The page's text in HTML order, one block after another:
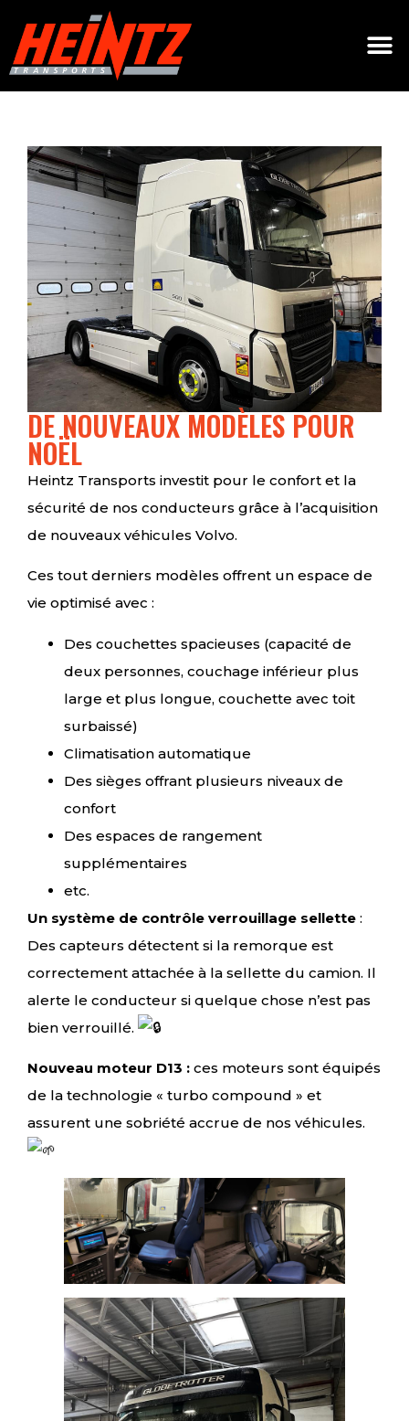
DE NOUVEAUX MODÈLES POUR
NOËL
Heintz Transports investit pour le confort et la
sécurité de nos conducteurs grâce à l’acquisition
de nouveaux véhicules Volvo.
Ces tout derniers modèles offrent un espace de
vie optimisé avec :
Des couchettes spacieuses (capacité de
deux personnes, couchage inférieur plus
large et plus longue, couchette avec toit
surbaissé)
Climatisation automatique
Des sièges offrant plusieurs niveaux de
confort
Des espaces de rangement
supplémentaires
etc.
Un système de contrôle verrouillage sellette :
Des capteurs détectent si la remorque est
correctement attachée à la sellette du camion. Il
alerte le conducteur si quelque chose n’est pas
bien verrouillé.
Nouveau moteur D13 : ces moteurs sont équipés
de la technologie « turbo compound » et
assurent une sobriété accrue de nos véhicules.